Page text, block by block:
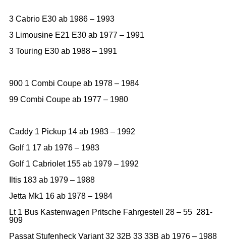
3 Cabrio E30 ab 1986 – 1993
3 Limousine E21 E30 ab 1977 – 1991
3 Touring E30 ab 1988 – 1991
900 1 Combi Coupe ab 1978 – 1984
99 Combi Coupe ab 1977 – 1980
Caddy 1 Pickup 14 ab 1983 – 1992
Golf 1 17 ab 1976 – 1983
Golf 1 Cabriolet 155 ab 1979 – 1992
Iltis 183 ab 1979 – 1988
Jetta Mk1 16 ab 1978 – 1984
Lt 1 Bus Kastenwagen Pritsche Fahrgestell 28 – 55 281-
909
Passat Stufenheck Variant 32 32B 33 33B ab 1976 – 1988